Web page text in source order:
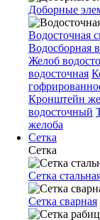
Доборные
Водосточная
Водосборная
Желоб
водосточная
Кронштейн
водосточный
желоба
Сетка
Сетка
Сетка
Сетка сварная